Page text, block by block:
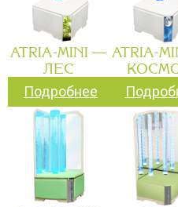
ATRIA-MINI —
ЛЕС
Подробнее
ATRIA-